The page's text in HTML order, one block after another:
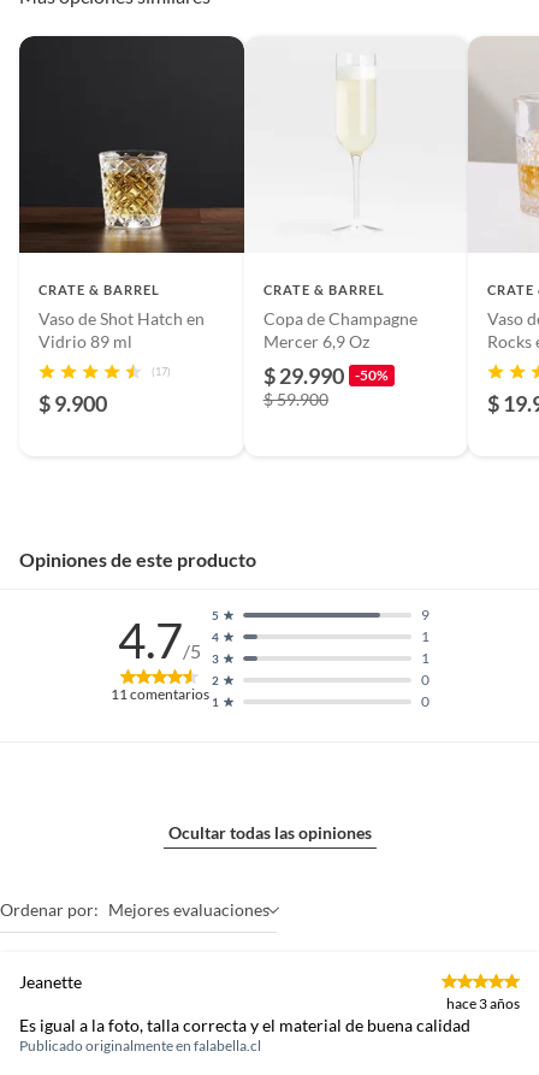
fabricante para prolongar su
Modelo
Color
País de origen Estados Unidos
Características Apto para lavavajillas
Restricciones de uso
Evita emplearlos en
condiciones inseguras,
manténlos alejados de fuentes
y seguridad.
CRATE & BARREL
Vaso de Shot Hatch en
Vidrio 89 ml
(17)
$ 9.900
CRATE & BARREL
Copa de Champagne
Mercer 6,9 Oz
$ 29.990 -50%
$ 59.900
CRATE
Vaso
$
Opiniones de este producto
4.7/5
11comentarios 1 0
2 0
3 1
4 1
5 9
Ocultar todas las opiniones
Ordenar por: Mejores evaluaciones
Jeanette
hace 3 años
Es igual a la foto, talla correcta y el material de buena calidad
Publicado originalmente en falabella.cl